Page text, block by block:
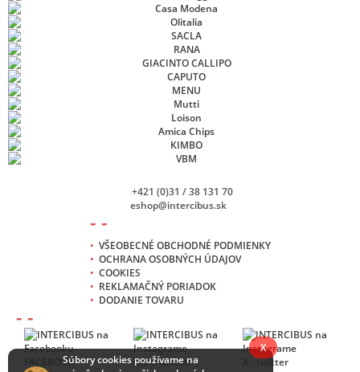
+421 (0)31 / 38 131 70
eshop@intercibus.sk
- -
• VŠEOBECNÉ OBCHODNÉ PODMIENKY
• OCHRANA OSOBNÝCH ÚDAJOV
• COOKIES
• REKLAMAČNÝ PORIADOK
• DODANIE TOVARU
- -
FACEBOOK INSTAGRAM X - twitter
Súbory cookies používame na
X